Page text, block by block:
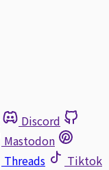
Discord
Mastodon
Threads
Tiktok